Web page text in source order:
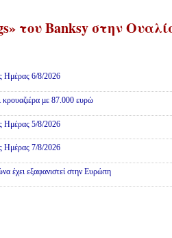
του Banksy στην
Ημέρας 6/8/2026
κρουαζιέρα με 87.000 ευρώ
Ημέρας 5/8/2026
Ημέρας 7/8/2026
έχει εξαφανιστεί στην Ευρώπη